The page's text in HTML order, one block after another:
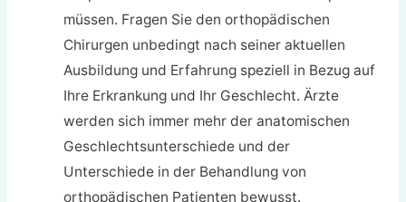
müssen. Fragen Sie den orthopädischen
Chirurgen unbedingt nach seiner aktuellen
Ausbildung und Erfahrung speziell in Bezug auf
Ihre Erkrankung und Ihr Geschlecht. Ärzte
werden sich immer mehr der anatomischen
Geschlechtsunterschiede und der
Unterschiede in der Behandlung von
orthopädischen Patienten bewusst.